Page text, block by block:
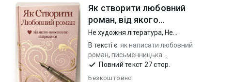
Як створити любовний
роман, від якого
неможливо відірватися
Не художня література, Не
художня література
В тексті є:як написати любовний
роман,письменницька
майстерність,психологія читача
та емоції
Повний текст 27 стор.
Безкоштовно